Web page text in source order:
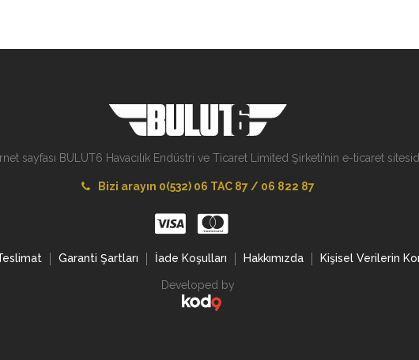
sayfası BULUT6 Havacılık Endüstri ve Ticaret Limited Şirketi’nin e-ticaret
Bizi arayın 0(532) 06 TAC 87 / 06 822 87
Garanti Şartları İade Koşulları Hakkımızda Kişisel Verilerin
Developed by